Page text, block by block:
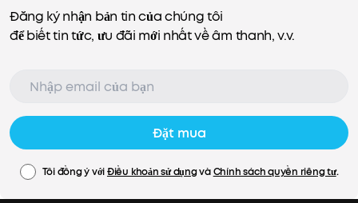
Công nghệ PartyCast:
Liên kết 100+ Mini 3 (hoặc
bất kỳ loa PartyCast âm thanh nào) để tham gia
bữa tiệc ở một tầm cao mới.
Đăng ký nhận bản tin của chúng tôi
để biết tin tức, ưu đãi mới nhất về âm thanh, v.v.
Đặt mua
Tôi đồng ý vớiĐiều khoản sử dụngvàChính sách quyền riêng tư.